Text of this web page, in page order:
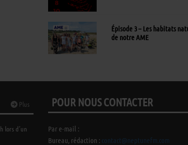
Épisode 3 – Les habitats
de notre AME
Plus
lors d’un
POUR NOUS CONTACTER
Par e-mail :
Bureau, rédaction : contact@neptunefm.com